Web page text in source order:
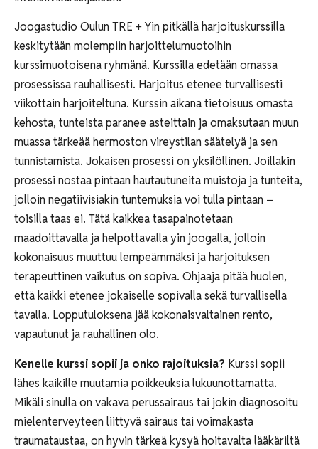
Joogastudio Oulun TRE + Yin pitkällä harjoituskurssilla
keskitytään molempiin harjoittelumuotoihin
kurssimuotoisena ryhmänä. Kurssilla edetään omassa
prosessissa rauhallisesti. Harjoitus etenee turvallisesti
viikottain harjoiteltuna. Kurssin aikana tietoisuus omasta
kehosta, tunteista paranee asteittain ja omaksutaan muun
muassa tärkeää hermoston vireystilan säätelyä ja sen
tunnistamista. Jokaisen prosessi on yksilöllinen. Joillakin
prosessi nostaa pintaan hautautuneita muistoja ja tunteita,
jolloin negatiivisiakin tuntemuksia voi tulla pintaan –
toisilla taas ei. Tätä kaikkea tasapainotetaan
maadoittavalla ja helpottavalla yin joogalla, jolloin
kokonaisuus muuttuu lempeämmäksi ja harjoituksen
terapeuttinen vaikutus on sopiva. Ohjaaja pitää huolen,
että kaikki etenee jokaiselle sopivalla sekä turvallisella
tavalla. Lopputuloksena jää kokonaisvaltainen rento,
vapautunut ja rauhallinen olo.
Kenelle kurssi sopii ja onko rajoituksia? Kurssi sopii
lähes kaikille muutamia poikkeuksia lukuunottamatta.
Mikäli sinulla on vakava perussairaus tai jokin diagnosoitu
mielenterveyteen liittyvä sairaus tai voimakasta
traumataustaa, on hyvin tärkeä kysyä hoitavalta lääkäriltä